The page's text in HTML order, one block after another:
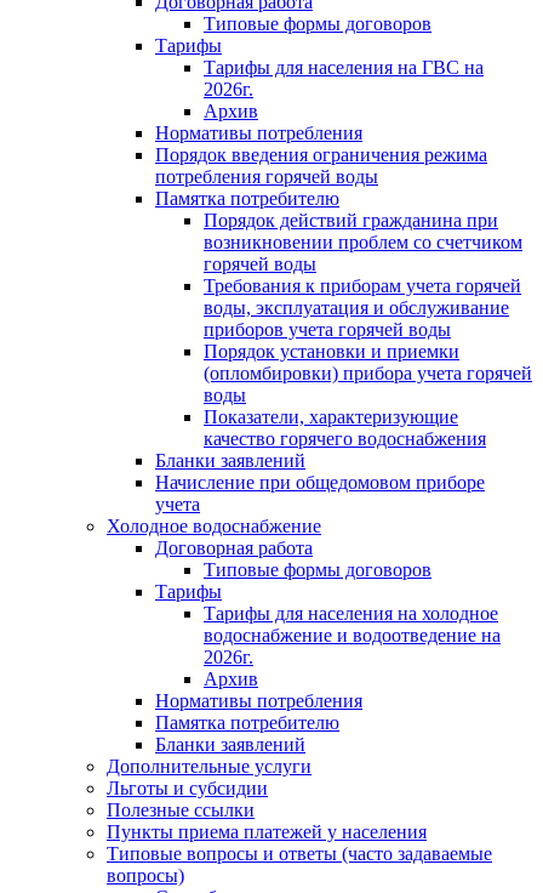
Типовые формы договоров
Тарифы
Тарифы для населения на ГВС на
2026г.
Архив
Нормативы потребления
Порядок введения ограничения режима
потребления горячей воды
Памятка потребителю
Порядок действий гражданина при
возникновении проблем со счетчиком
горячей воды
Требования к приборам учета горячей
воды, эксплуатация и обслуживание
приборов учета горячей воды
Порядок установки и приемки
(опломбировки) прибора учета горячей
воды
Показатели, характеризующие
качество горячего водоснабжения
Бланки заявлений
Начисление при общедомовом приборе
учета
Холодное водоснабжение
Договорная работа
Типовые формы договоров
Тарифы
Тарифы для населения на холодное
водоснабжение и водоотведение на
2026г.
Архив
Нормативы потребления
Памятка потребителю
Бланки заявлений
Дополнительные услуги
Льготы и субсидии
Полезные ссылки
Пункты приема платежей у населения
Типовые вопросы и ответы (часто задаваемые
вопросы)